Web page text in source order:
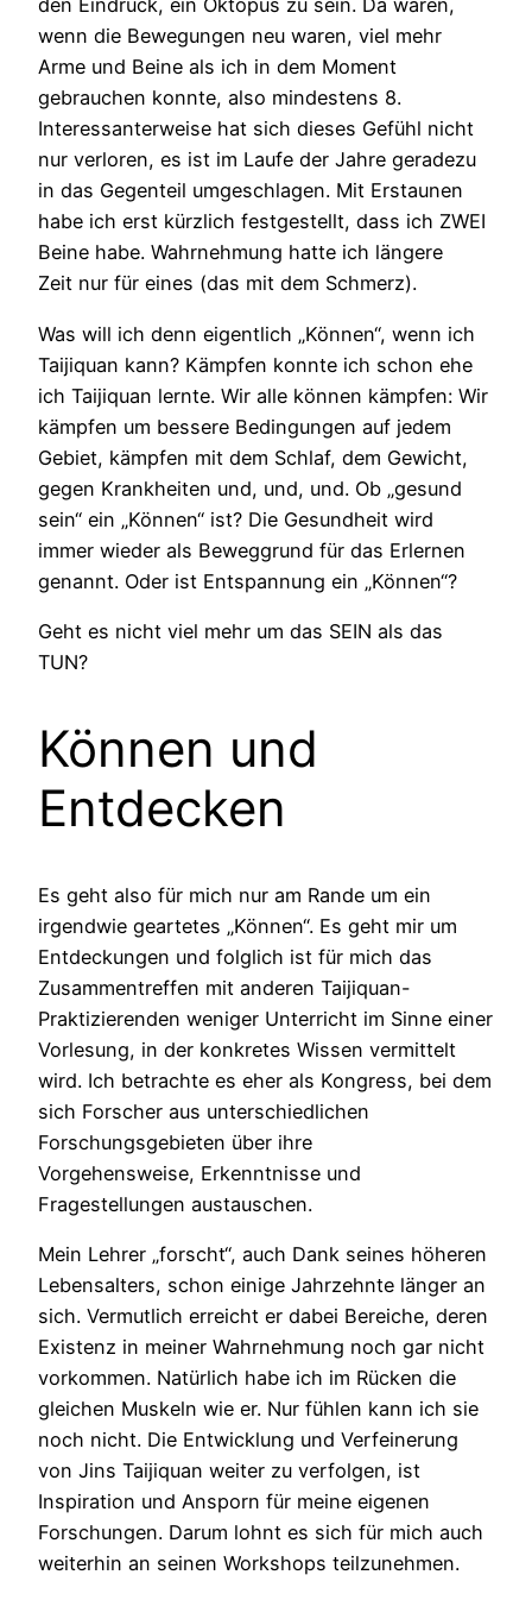
den Eindruck, ein Oktopus zu sein. Da waren,
wenn die Bewegungen neu waren, viel mehr
Arme und Beine als ich in dem Moment
gebrauchen konnte, also mindestens 8.
Interessanterweise hat sich dieses Gefühl nicht
nur verloren, es ist im Laufe der Jahre geradezu
in das Gegenteil umgeschlagen. Mit Erstaunen
habe ich erst kürzlich festgestellt, dass ich ZWEI
Beine habe. Wahrnehmung hatte ich längere
Zeit nur für eines (das mit dem Schmerz).
Was will ich denn eigentlich „Können“, wenn ich
Taijiquan kann? Kämpfen konnte ich schon ehe
ich Taijiquan lernte. Wir alle können kämpfen: Wir
kämpfen um bessere Bedingungen auf jedem
Gebiet, kämpfen mit dem Schlaf, dem Gewicht,
gegen Krankheiten und, und, und. Ob „gesund
sein“ ein „Können“ ist? Die Gesundheit wird
immer wieder als Beweggrund für das Erlernen
genannt. Oder ist Entspannung ein „Können“?
Geht es nicht viel mehr um das SEIN als das
TUN?
Können und
Entdecken
Es geht also für mich nur am Rande um ein
irgendwie geartetes „Können“. Es geht mir um
Entdeckungen und folglich ist für mich das
Zusammentreffen mit anderen Taijiquan-
Praktizierenden weniger Unterricht im Sinne einer
Vorlesung, in der konkretes Wissen vermittelt
wird. Ich betrachte es eher als Kongress, bei dem
sich Forscher aus unterschiedlichen
Forschungsgebieten über ihre
Vorgehensweise, Erkenntnisse und
Fragestellungen austauschen.
Mein Lehrer „forscht“, auch Dank seines höheren
Lebensalters, schon einige Jahrzehnte länger an
sich. Vermutlich erreicht er dabei Bereiche, deren
Existenz in meiner Wahrnehmung noch gar nicht
vorkommen. Natürlich habe ich im Rücken die
gleichen Muskeln wie er. Nur fühlen kann ich sie
noch nicht. Die Entwicklung und Verfeinerung
von Jins Taijiquan weiter zu verfolgen, ist
Inspiration und Ansporn für meine eigenen
Forschungen. Darum lohnt es sich für mich auch
weiterhin an seinen Workshops teilzunehmen.